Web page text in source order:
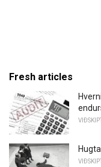
Fresh articles